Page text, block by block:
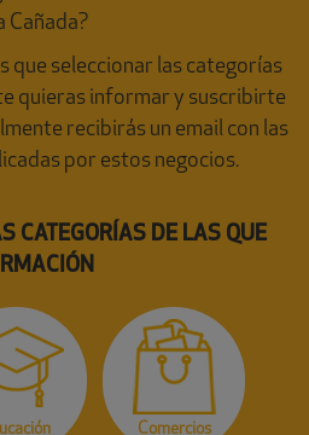
Cañada?
que seleccionar las categorías
quieras informar y suscribirte
recibirás un email con las
por estos negocios.
CATEGORÍAS DE LAS QUE
Comercios